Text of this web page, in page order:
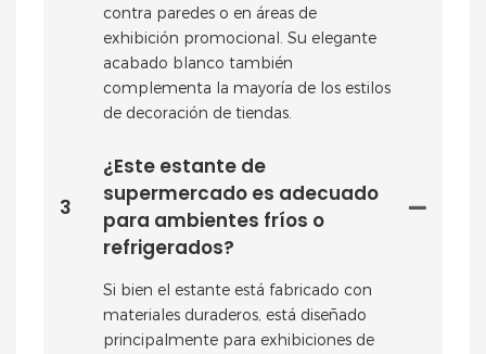
contra paredes o en áreas de
exhibición promocional. Su elegante
acabado blanco también
complementa la mayoría de los estilos
de decoración de tiendas.
3
¿Este estante de
supermercado es adecuado
para ambientes fríos o
refrigerados?
Si bien el estante está fabricado con
materiales duraderos, está diseñado
principalmente para exhibiciones de